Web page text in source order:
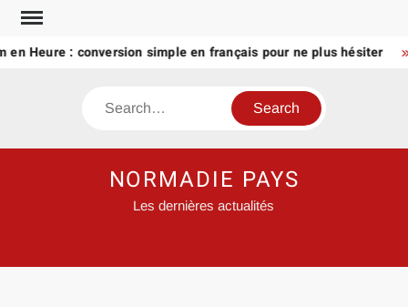
Skip
content
Heure : conversion simple en français pour ne plus hésiter
Search
NORMADIE PAYS
Les dernières actualités